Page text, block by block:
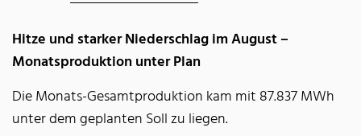
Hitze und starker Niederschlag im August –
Monatsproduktion unter Plan
Die Monats-Gesamtproduktion kam mit 87.837 MWh
unter dem geplanten Soll zu liegen.